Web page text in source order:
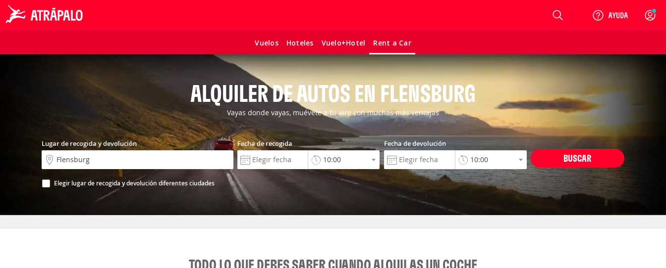
Vuelos Hoteles Vuelo+Hotel Rent a Car
Login
ALQUILER DE AUTOS EN FLENSBURG
Vayas donde vayas, muévete a tu aire con muchas más ventajas
Lugar de recogida y devolución
Elegir lugar de recogida y devolución diferentes ciudades
Fecha de recogida Fecha de devolución
BUSCAR